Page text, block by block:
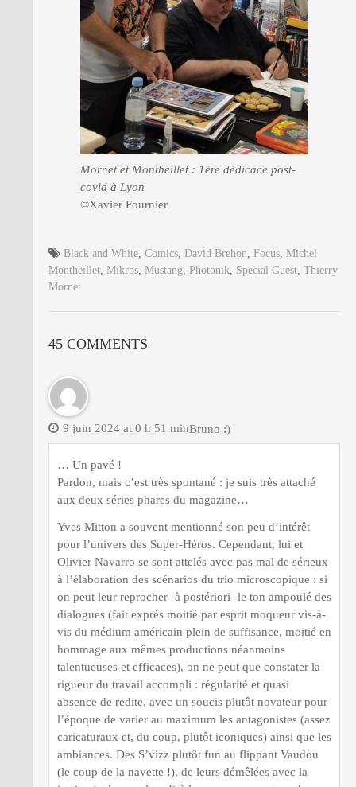
Mornet et Montheillet : 1ère dédicace post-
covid à Lyon
©Xavier Fournier
Black and White Comics David Brehon Focus Michel
Montheillet Mikros Mustang Photonik Special Guest Thierry
Mornet
45 COMMENTS
Bruno :)
9 juin 2024 at 0 h 51 min
… Un pavé !
Pardon, mais c’est très spontané : je suis très attaché
aux deux séries phares du magazine…
Yves Mitton a souvent mentionné son peu d’intérêt
pour l’univers des Super-Héros. Cependant, lui et
Olivier Navarro se sont attelés avec pas mal de sérieux
à l’élaboration des scénarios du trio microscopique : si
on peut leur reprocher -à postériori- le ton ampoulé des
dialogues (fait exprès moitié par esprit moqueur vis-à-
vis du médium américain plein de suffisance, moitié en
hommage aux mêmes productions néanmoins
talentueuses et efficaces), on ne peut que constater la
rigueur du travail accompli : régularité et quasi
absence de redite, avec un soucis plutôt novateur pour
l’époque de varier au maximum les antagonistes (assez
caricaturaux et, du coup, plutôt iconiques) ainsi que les
ambiances. Des S’vizz plutôt fun au flippant Vaudou
(le coup de la navette !), de leurs démêlées avec la